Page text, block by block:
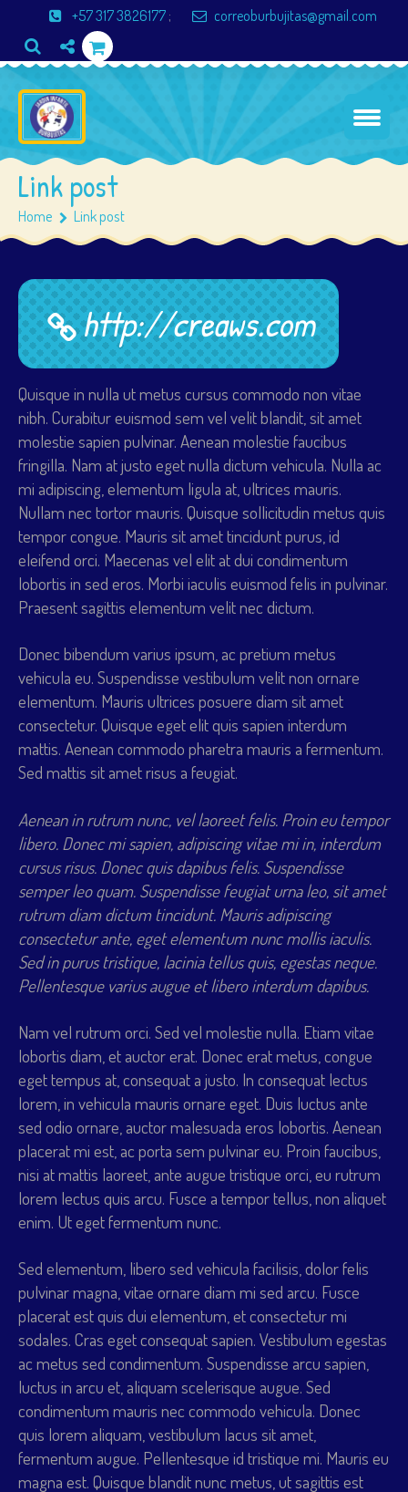
+57 317 3826177 ; correoburbujitas@gmail.com
Link post
Home Link post
http://creaws.com
Quisque in nulla ut metus cursus commodo non vitae
nibh. Curabitur euismod sem vel velit blandit, sit amet
molestie sapien pulvinar. Aenean molestie faucibus
fringilla. Nam at justo eget nulla dictum vehicula. Nulla ac
mi adipiscing, elementum ligula at, ultrices mauris.
Nullam nec tortor mauris. Quisque sollicitudin metus quis
tempor congue. Mauris sit amet tincidunt purus, id
eleifend orci. Maecenas vel elit at dui condimentum
lobortis in sed eros. Morbi iaculis euismod felis in pulvinar.
Praesent sagittis elementum velit nec dictum.
Donec bibendum varius ipsum, ac pretium metus
vehicula eu. Suspendisse vestibulum velit non ornare
elementum. Mauris ultrices posuere diam sit amet
consectetur. Quisque eget elit quis sapien interdum
mattis. Aenean commodo pharetra mauris a fermentum.
Sed mattis sit amet risus a feugiat.
Aenean in rutrum nunc, vel laoreet felis. Proin eu tempor
libero. Donec mi sapien, adipiscing vitae mi in, interdum
cursus risus. Donec quis dapibus felis. Suspendisse
semper leo quam. Suspendisse feugiat urna leo, sit amet
rutrum diam dictum tincidunt. Mauris adipiscing
consectetur ante, eget elementum nunc mollis iaculis.
Sed in purus tristique, lacinia tellus quis, egestas neque.
Pellentesque varius augue et libero interdum dapibus.
Nam vel rutrum orci. Sed vel molestie nulla. Etiam vitae
lobortis diam, et auctor erat. Donec erat metus, congue
eget tempus at, consequat a justo. In consequat lectus
lorem, in vehicula mauris ornare eget. Duis luctus ante
sed odio ornare, auctor malesuada eros lobortis. Aenean
placerat mi est, ac porta sem pulvinar eu. Proin faucibus,
nisi at mattis laoreet, ante augue tristique orci, eu rutrum
lorem lectus quis arcu. Fusce a tempor tellus, non aliquet
enim. Ut eget fermentum nunc.
Sed elementum, libero sed vehicula facilisis, dolor felis
pulvinar magna, vitae ornare diam mi sed arcu. Fusce
placerat est quis dui elementum, et consectetur mi
sodales. Cras eget consequat sapien. Vestibulum egestas
ac metus sed condimentum. Suspendisse arcu sapien,
luctus in arcu et, aliquam scelerisque augue. Sed
condimentum mauris nec commodo vehicula. Donec
quis lorem aliquam, vestibulum lacus sit amet,
fermentum augue. Pellentesque id tristique mi. Mauris eu
magna est. Quisque blandit nunc metus, ut sagittis est